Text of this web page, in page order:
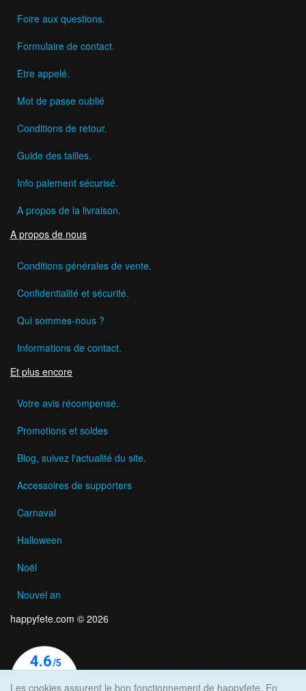
Foire aux questions.
Formulaire de contact.
Etre appelé.
Mot de passe oublié
Conditions de retour.
Guide des tailles.
Info paiement sécurisé.
A propos de la livraison.
A propos de nous
Conditions générales de vente.
Confidentialité et sécurité.
Qui sommes-nous ?
Informations de contact.
Et plus encore
Votre avis récompensé.
Promotions et soldes
Blog, suivez l'actualité du site.
Accessoires de supporters
Carnaval
Halloween
Noël
Nouvel an
happyfete.com © 2026
Les cookies assurent le bon fonctionnement de happyfete. En